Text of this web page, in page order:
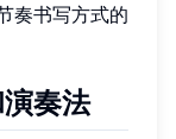
奏书写方式的
奏法